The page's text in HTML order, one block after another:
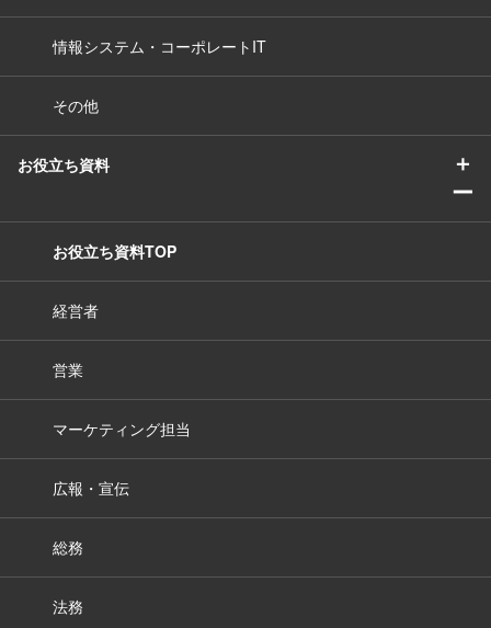
情報システム・コーポレートIT
その他
お役立ち資料
＋
ー
お役立ち資料TOP
経営者
営業
マーケティング担当
広報・宣伝
総務
法務